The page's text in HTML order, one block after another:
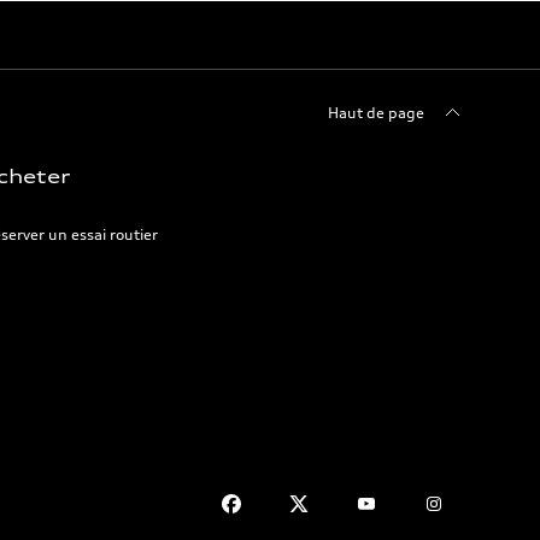
Haut de page
un essai routier